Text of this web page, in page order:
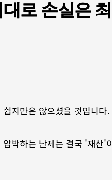
로 손실은
지만은 않으셨을 것입니다.
박하는 난제는 결국 '재산'